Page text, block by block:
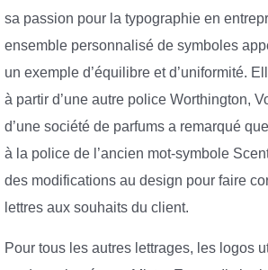
sa passion pour la typographie en
ensemble personnalisé de symboles
un exemple d’équilibre et d’uniformité.
à partir d’une autre police Worthington,
d’une société de parfums a remarqué
à la police de l’ancien mot-symbole
des modifications au design pour faire
lettres aux souhaits du client.
Pour tous les autres lettrages, les logos